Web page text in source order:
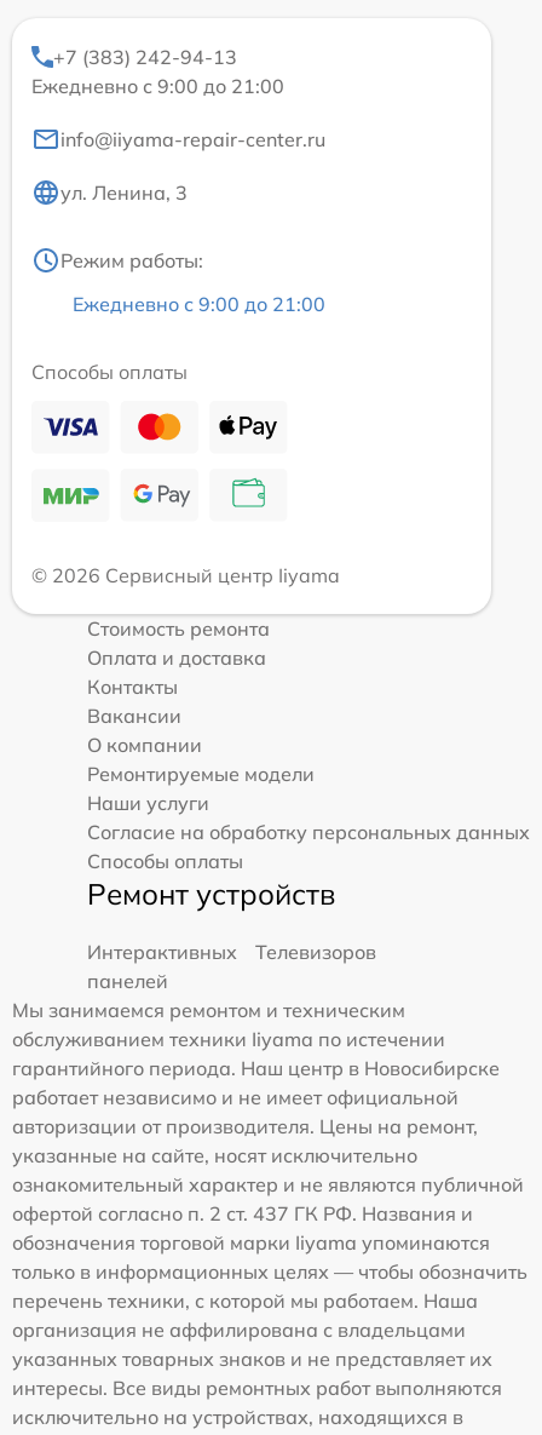
+7 (383) 242-94-13
Ежедневно с 9:00 до 21:00
info@iiyama-repair-center.ru
ул. Ленина, 3
Режим работы:
Ежедневно с 9:00 до 21:00
Способы оплаты
© 2026 Сервисный центр Iiyama
Стоимость ремонта
Оплата и доставка
Контакты
Вакансии
О компании
Ремонтируемые модели
Наши услуги
Согласие на обработку персональных данных
Способы оплаты
Ремонт устройств
Интерактивных
панелей
Телевизоров
Мы занимаемся ремонтом и техническим
обслуживанием техники Iiyama по истечении
гарантийного периода. Наш центр в Новосибирске
работает независимо и не имеет официальной
авторизации от производителя. Цены на ремонт,
указанные на сайте, носят исключительно
ознакомительный характер и не являются публичной
офертой согласно п. 2 ст. 437 ГК РФ. Названия и
обозначения торговой марки Iiyama упоминаются
только в информационных целях — чтобы обозначить
перечень техники, с которой мы работаем. Наша
организация не аффилирована с владельцами
указанных товарных знаков и не представляет их
интересы. Все виды ремонтных работ выполняются
исключительно на устройствах, находящихся в